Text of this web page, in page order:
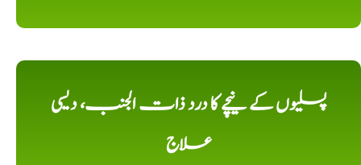
پسلیوں کے نیچے کا درد ذات الجنب، دیسی
علاج